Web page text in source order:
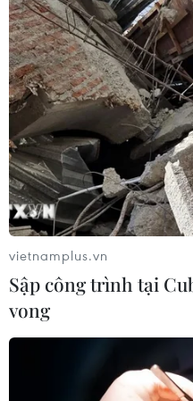
2025
07/06/2025 04:14
Lý Hoàng Nam
làng pickleball Việt Nam
tay quần vợt
27/03/2025 09:00
'Hạ gục nhanh' Zverev,
vô địch Australian Open
Australian Open 2025:
Việt dừng bước,
vietnamplus.vn
Sập công trình tại
vong